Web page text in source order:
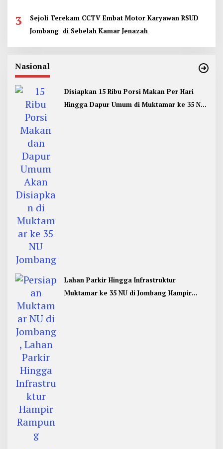
3
Sejoli Terekam CCTV Embat Motor Karyawan RSUD
Jombang di Sebelah Kamar Jenazah
Nasional
Disiapkan 15 Ribu Porsi Makan Per Hari
Hingga Dapur Umum di Muktamar ke 35 NU
Lahan Parkir Hingga Infrastruktur
Muktamar ke 35 NU di Jombang Hampir